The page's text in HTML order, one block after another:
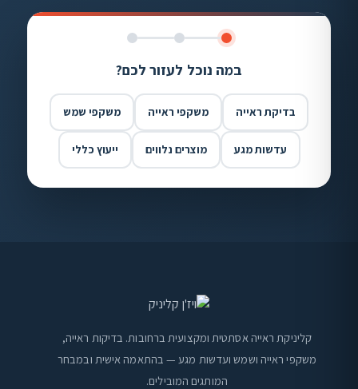
במה נוכל לעזור לכם?
בדיקת ראייה משקפי ראייה משקפי שמש
עדשות מגע מוצרים נלווים ייעוץ כללי
קליניקת ראייה אסתטית ומקצועית ברחובות. בדיקות ראייה,
משקפי ראייה ושמש ועדשות מגע — בהתאמה אישית ובמבחר
המותגים המובילים.